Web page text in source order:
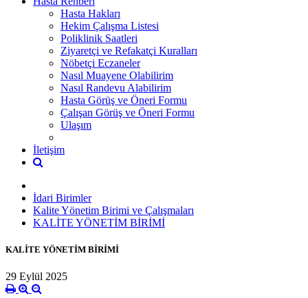
Hasta Hakları
Hekim Çalışma Listesi
Poliklinik Saatleri
Ziyaretçi ve Refakatçi Kuralları
Nöbetçi Eczaneler
Nasıl Muayene Olabilirim
Nasıl Randevu Alabilirim
Hasta Görüş ve Öneri Formu
Çalışan Görüş ve Öneri Formu
Ulaşım
İletişim
İdari Birimler
Kalite Yönetim Birimi ve Çalışmaları
KALİTE YÖNETİM BİRİMİ
KALİTE YÖNETİM BİRİMİ
29 Eylül 2025